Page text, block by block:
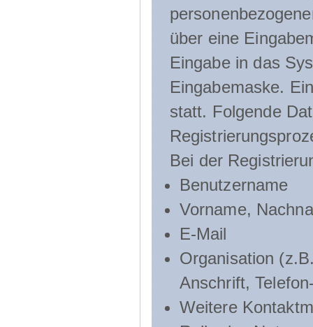
über eine
Eingabe in das
Eingabemaske.
statt. Folgende
Bei der
Benutzername
Vorname,
E-Mail
Organisation
Anschrift,
Weitere